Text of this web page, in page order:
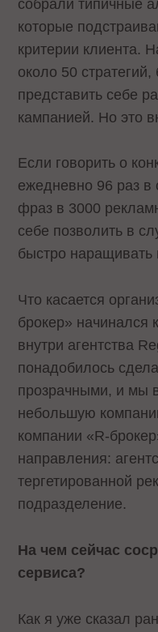
собрали типичные
которые
критерии клиента.
около 50
представить себе
кампанией. Но это
Если говорить о
ежедневно 96 раз в
фраз в 3000
себе позволить в
быстро наращивать
Что касается
брокер» начинался
внутри агентства
понадобилось
прозрачными, и мы
небольшую
компании «R-
направления:
тергетированной
подразделение.
На чем сейчас
сервиса?
Как я уже сказал